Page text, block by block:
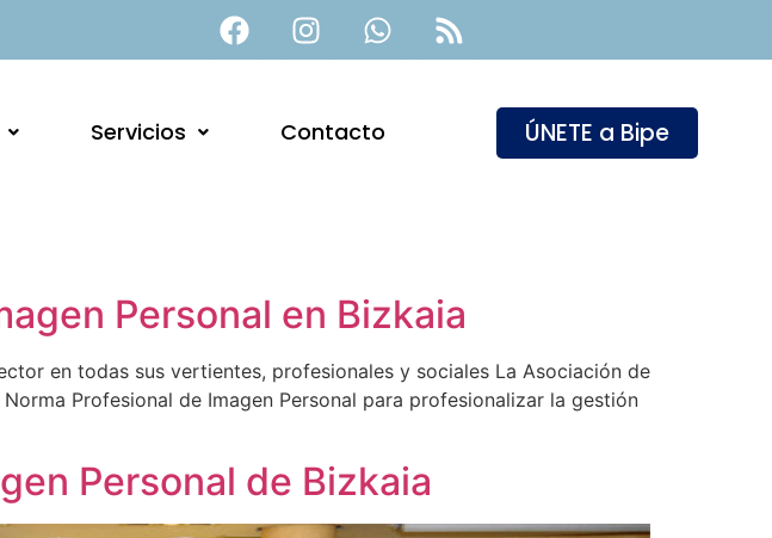
Servicios Contacto ÚNETE a Bipe
Personal en Bizkaia
en todas sus vertientes, profesionales y sociales La Asociación de
Profesional de Imagen Personal para profesionalizar la gestión
Personal de Bizkaia